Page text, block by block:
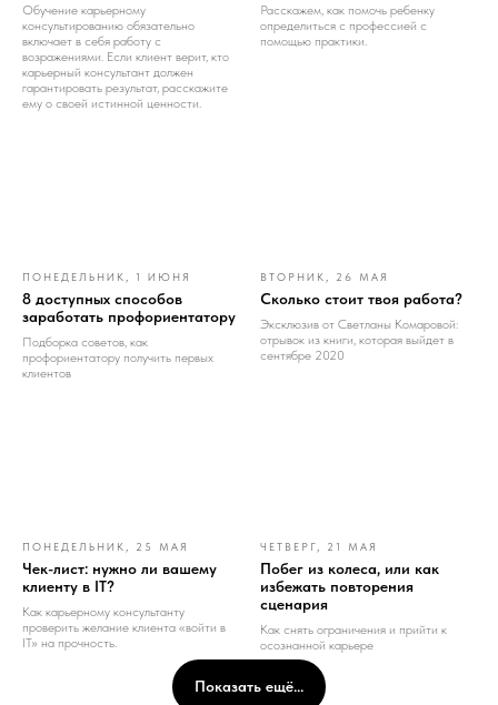
Обучение карьерному
консультированию обязательно
включает в себя работу с
возражениями. Если клиент верит, кто
карьерный консультант должен
гарантировать результат, расскажите
ему о своей истинной ценности.
Расскажем, как помочь ребенку
определиться с профессией с
помощью практики.
ПОНЕДЕЛЬНИК, 1 ИЮНЯ
8 доступных способов
заработать профориентатору
Подборка советов, как
профориентатору получить первых
клиентов
ВТОРНИК, 26 МАЯ
Сколько стоит твоя работа?
Эксклюзив от Светланы Комаровой:
отрывок из книги, которая выйдет в
сентябре 2020
ПОНЕДЕЛЬНИК, 25 МАЯ
Чек-лист: нужно ли вашему
клиенту в IT?
Как карьерному консультанту
проверить желание клиента «войти в
IT» на прочность.
ЧЕТВЕРГ, 21 МАЯ
Побег из колеса, или как
избежать повторения
сценария
Как снять ограничения и прийти к
осознанной карьере
Показать ещё...